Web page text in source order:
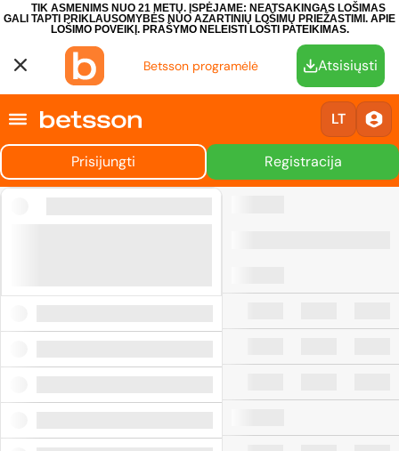
TIK ASMENIMS NUO 21 METŲ. ĮSPĖJAME: NEATSAKINGAS LOŠIMAS
GALI TAPTI PRIKLAUSOMYBĖS NUO AZARTINIŲ LOŠIMŲ PRIEŽASTIMI. APIE
LOŠIMO POVEIKĮ. PRAŠYMO NELEISTI LOŠTI PATEIKIMAS.
Betsson programėlė Atsisiųsti
LT
Prisijungti Registracija